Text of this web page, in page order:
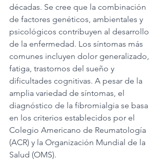
décadas. Se cree que la combinación
de factores genéticos, ambientales y
psicológicos contribuyen al desarrollo
de la enfermedad. Los síntomas más
comunes incluyen dolor generalizado,
fatiga, trastornos del sueño y
dificultades cognitivas. A pesar de la
amplia variedad de síntomas, el
diagnóstico de la fibromialgia se basa
en los criterios establecidos por el
Colegio Americano de Reumatología
(ACR) y la Organización Mundial de la
Salud (OMS).